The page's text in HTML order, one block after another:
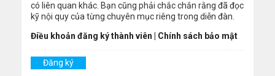
có liên quan khác. Bạn cũng phải chắc chắn rằng đã đọc
kỹ nội quy của từng chuyên mục riêng trong diễn đàn.
Điều khoản đăng ký thành viên
Chính sách bảo mật
Đăng ký